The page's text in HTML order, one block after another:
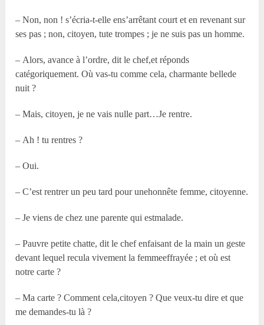
– Non, non ! s’écria-t-elle ens’arrêtant court et en revenant sur
ses pas ; non, citoyen, tute trompes ; je ne suis pas un homme.
– Alors, avance à l’ordre, dit le chef,et réponds
catégoriquement. Où vas-tu comme cela, charmante bellede
nuit ?
– Mais, citoyen, je ne vais nulle part…Je rentre.
– Ah ! tu rentres ?
– Oui.
– C’est rentrer un peu tard pour unehonnête femme, citoyenne.
– Je viens de chez une parente qui estmalade.
– Pauvre petite chatte, dit le chef enfaisant de la main un geste
devant lequel recula vivement la femmeeffrayée ; et où est
notre carte ?
– Ma carte ? Comment cela,citoyen ? Que veux-tu dire et que
me demandes-tu là ?